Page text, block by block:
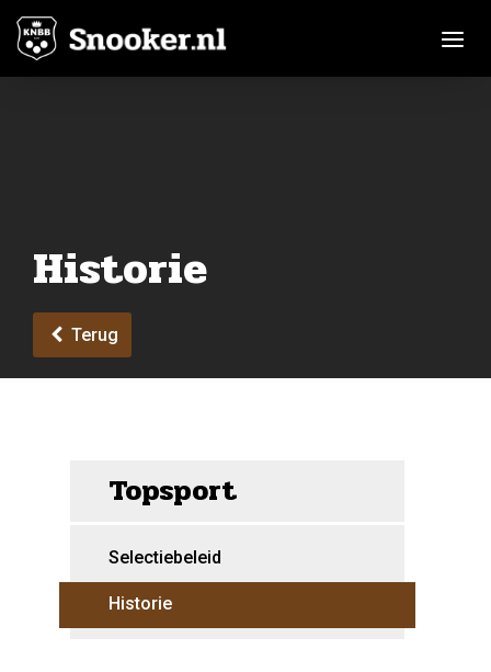
Historie
Terug
Topsport
Selectiebeleid
Historie